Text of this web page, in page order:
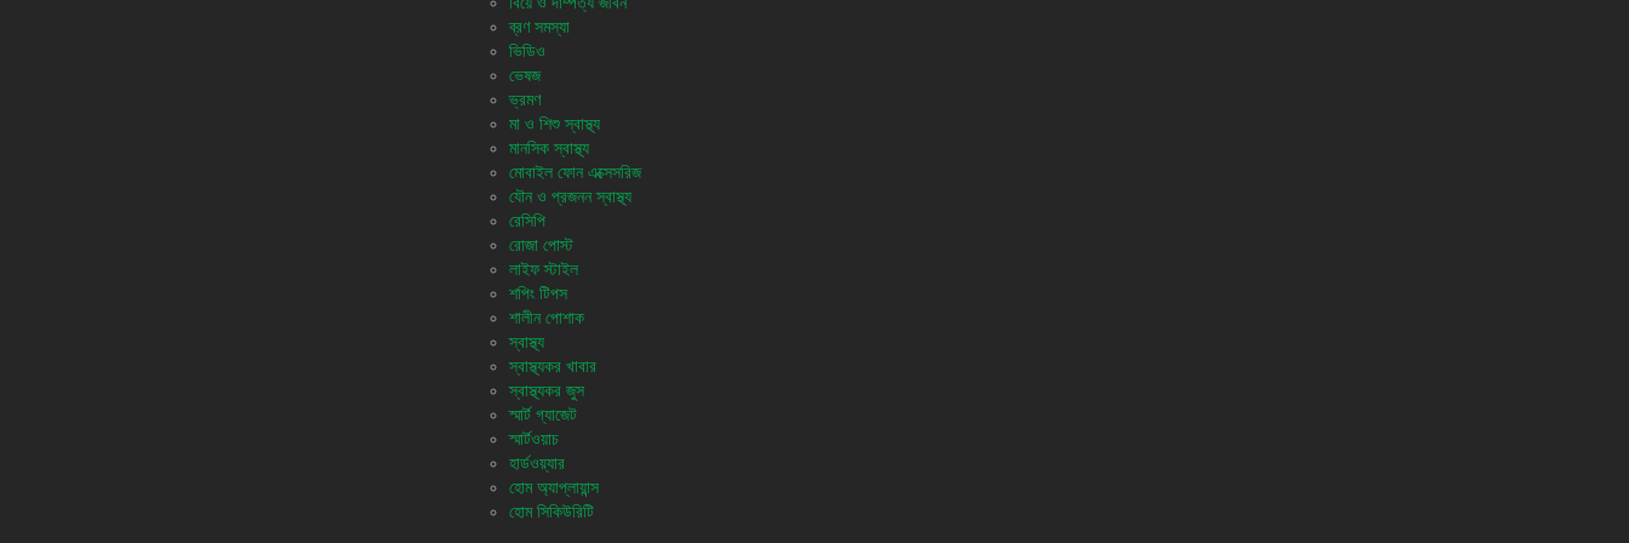
ব্রণ সমস্যা
ভিডিও
ভেষজ
ভ্রমণ
মা ও শিশু স্বাস্থ্য
মানসিক স্বাস্থ্য
মোবাইল ফোন এক্সেসরিজ
যৌন ও প্রজনন স্বাস্থ্য
রেসিপি
রোজা পোস্ট
লাইফ স্টাইল
শপিং টিপস
শালীন পোশাক
স্বাস্থ্য
স্বাস্থ্যকর খাবার
স্বাস্থ্যকর জুস
স্মার্ট গ্যাজেট
স্মার্টওয়াচ
হার্ডওয়্যার
হোম অ্যাপ্লায়ান্স
হোম সিকিউরিটি